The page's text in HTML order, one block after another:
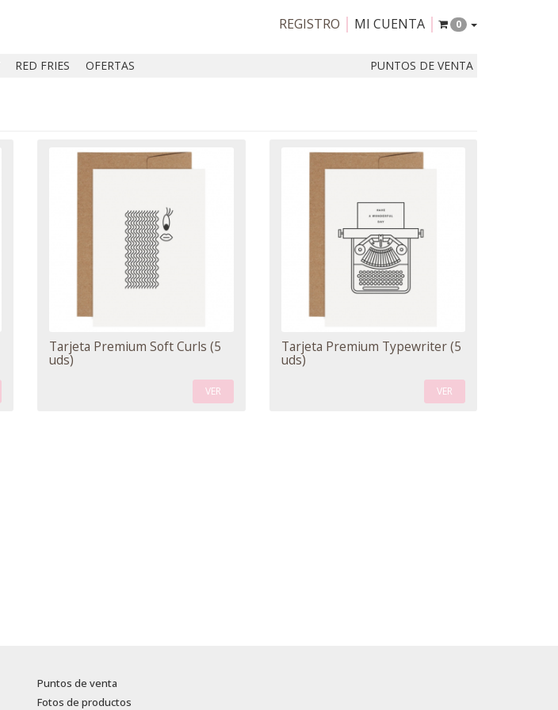
REGISTRO MI CUENTA 0
RED FRIES OFERTAS PUNTOS DE VENTA
Tarjeta Premium Soft Curls (5
uds)
VER
Tarjeta Premium Typewriter (5
uds)
VER
Puntos de venta
Fotos de productos